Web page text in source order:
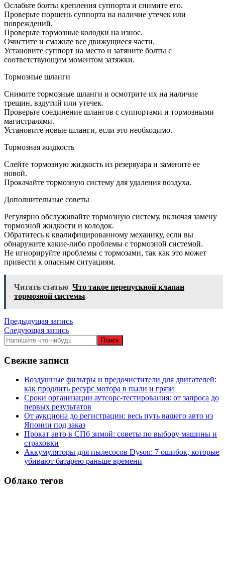
Ослабьте болты крепления суппорта и снимите его.
Проверьте поршень суппорта на наличие утечек или
повреждений.
Проверьте тормозные колодки на износ.
Очистите и смажьте все движущиеся части.
Установите суппорт на место и затяните болты с
соответствующим моментом затяжки.
Тормозные шланги
Снимите тормозные шланги и осмотрите их на наличие
трещин, вздутий или утечек.
Проверьте соединение шлангов с суппортами и тормозными
магистралями.
Установите новые шланги, если это необходимо.
Тормозная жидкость
Слейте тормозную жидкость из резервуара и замените ее
новой.
Прокачайте тормозную систему для удаления воздуха.
Дополнительные советы
Регулярно обслуживайте тормозную систему, включая замену
тормозной жидкости и колодок.
Обратитесь к квалифицированному механику, если вы
обнаружите какие-либо проблемы с тормозной системой.
Не игнорируйте проблемы с тормозами, так как это может
привести к опасным ситуациям.
Читать статью Что такое перепускной клапан
тормозной системы
Навигация
по
записям
Предыдущая запись
Следующая запись
Свежие записи
Воздушные фильтры и предочистители для двигателей:
как продлить ресурс мотора в пыли и грязи
Сроки организации аутсорс‑тестирования: от запроса до
первых результатов
От аукциона до регистрации: весь путь вашего авто из
Японии под заказ
Прокат авто в СПб зимой: советы по выбору машины и
страховки
Аккумуляторы для пылесосов Dyson: 7 ошибок, которые
убивают батарею раньше времени
Облако тегов